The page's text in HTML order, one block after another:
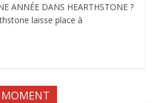
ANNÉE DANS HEARTHSTONE ?
laisse place à
MOMENT